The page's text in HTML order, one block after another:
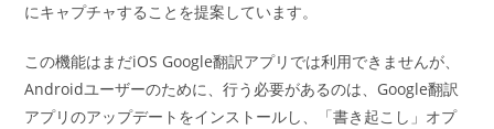
にキャプチャすることを提案しています。
この機能はまだiOS Google翻訳アプリでは利用できませんが、
Androidユーザーのために、行う必要があるのは、Google翻訳
アプリのアップデートをインストールし、「書き起こし」オプ